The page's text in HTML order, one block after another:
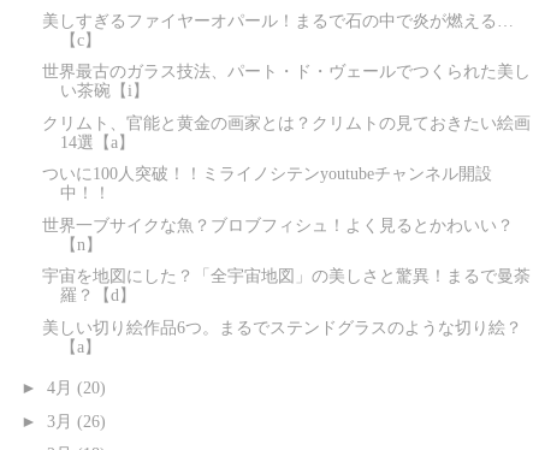
美しすぎるファイヤーオパール！まるで石の中で炎が燃える…
【c】
世界最古のガラス技法、パート・ド・ヴェールでつくられた美し
い茶碗【i】
クリムト、官能と黄金の画家とは？クリムトの見ておきたい絵画
14選【a】
ついに100人突破！！ミライノシテンyoutubeチャンネル開設
中！！
世界一ブサイクな魚？ブロブフィシュ！よく見るとかわいい？
【n】
宇宙を地図にした？「全宇宙地図」の美しさと驚異！まるで曼荼
羅？【d】
美しい切り絵作品6つ。まるでステンドグラスのような切り絵？
【a】
► 4月 (20)
► 3月 (26)